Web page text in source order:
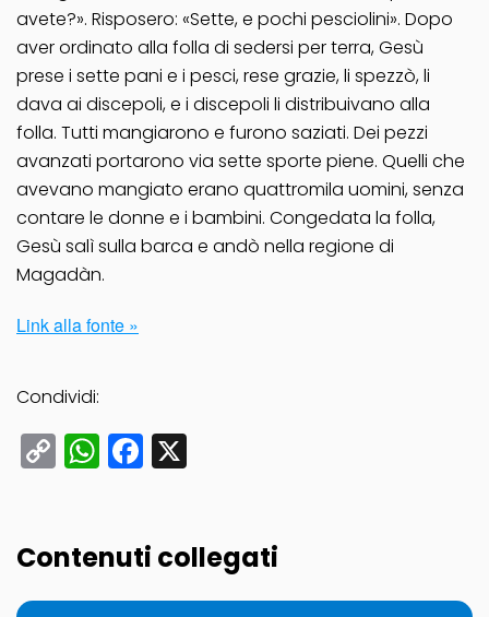
avete?». Risposero: «Sette, e pochi pesciolini». Dopo
aver ordinato alla folla di sedersi per terra, Gesù
prese i sette pani e i pesci, rese grazie, li spezzò, li
dava ai discepoli, e i discepoli li distribuivano alla
folla. Tutti mangiarono e furono saziati. Dei pezzi
avanzati portarono via sette sporte piene. Quelli che
avevano mangiato erano quattromila uomini, senza
contare le donne e i bambini. Congedata la folla,
Gesù salì sulla barca e andò nella regione di
Magadàn.
Link alla fonte »
Condividi:
CopyWhatsApp
Facebook
Contenuti collegati